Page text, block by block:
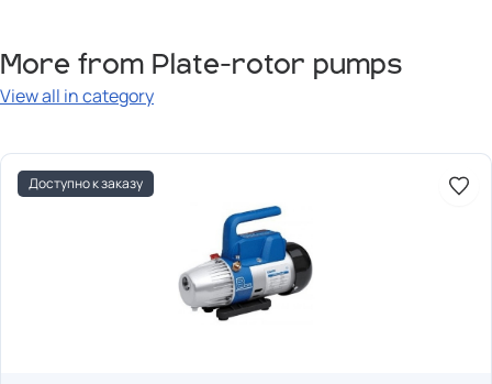
More from Plate-rotor pumps
View all in category
Доступно к заказу